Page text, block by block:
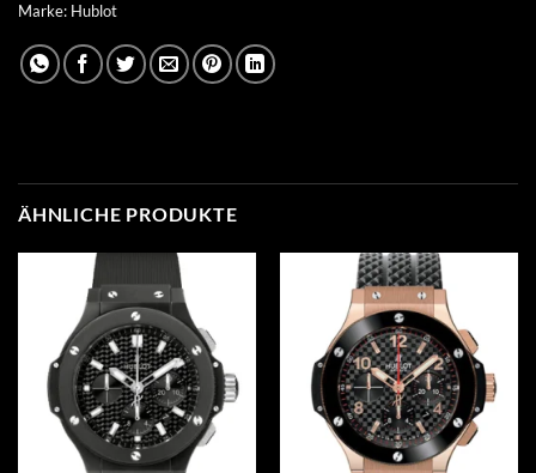
Marke: Hublot
ÄHNLICHE PRODUKTE